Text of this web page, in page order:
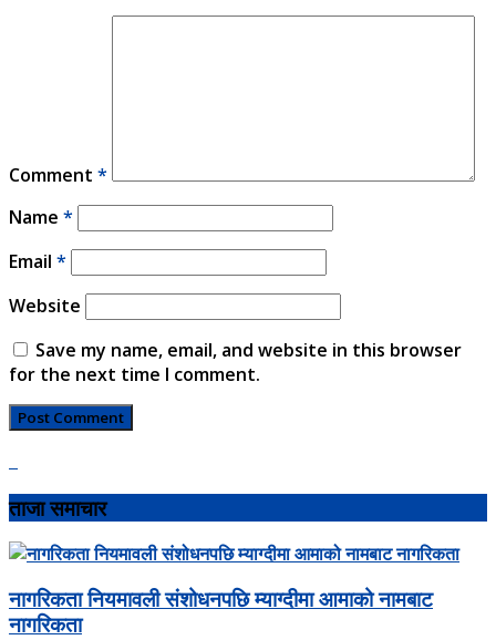
Comment *
Name *
Email *
Website
Save my name, email, and website in this browser
for the next time I comment.
ताजा समाचार
नागरिकता नियमावली संशोधनपछि म्याग्दीमा आमाको नामबाट
नागरिकता